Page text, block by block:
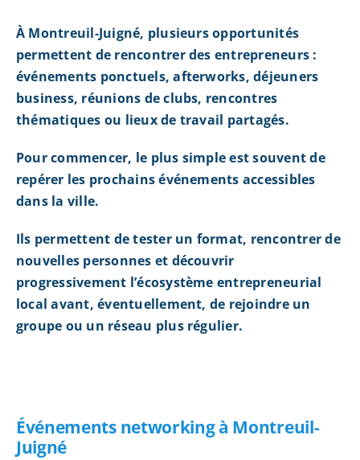
À Montreuil-Juigné, plusieurs opportunités
permettent de rencontrer des entrepreneurs :
événements ponctuels, afterworks, déjeuners
business, réunions de clubs, rencontres
thématiques ou lieux de travail partagés.
Pour commencer, le plus simple est souvent de
repérer les prochains événements accessibles
dans la ville.
Ils permettent de tester un format, rencontrer de
nouvelles personnes et découvrir
progressivement l’écosystème entrepreneurial
local avant, éventuellement, de rejoindre un
groupe ou un réseau plus régulier.
Événements networking à Montreuil-
Juigné